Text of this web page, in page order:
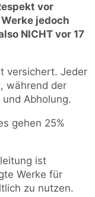
vor
jedoch
NICHT vor 17
versichert. Jeder
während der
Abholung.
gehen 25%
ist
Werke für
zu nutzen.